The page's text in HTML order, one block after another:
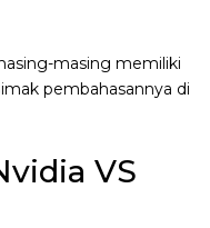
masing memiliki
pembahasannya di
VS